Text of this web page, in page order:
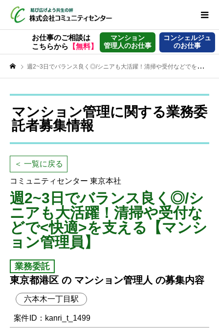
お仕事のご相談は
こちらから 【無料】
マンション
管理人のお仕事
コンシェルジュ
のお仕事
週2~3日でバランス良く◎/シニアも大活躍！清掃や受付などでを支える【マンション管理員】
マンション管理に関する業務委
託者募集情報
＜ 一覧に戻る
コミュニティセンター 東京本社
週2~3日でバランス良く◎/シ
ニアも大活躍！清掃や受付な
どで<快適>を支える【マンシ
ョン管理員】
業務委託
東京都港区 の マンション管理人 の募集内容
六本木一丁目駅
案件ID：kanri_t_1499